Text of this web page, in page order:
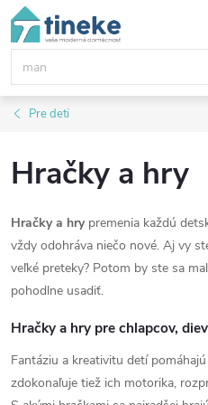
Prejsť
obsah
Pre deti
Hračky a hry
Hračky a hrypremenia každú
vždy odohráva niečo nové. Aj vy
veľké preteky? Potom by ste sa
pohodlne usadiť.
Hračky a hry pre chlapcov,
Fantáziu a kreativitu detí
zdokonaľuje tiež ich motorika,